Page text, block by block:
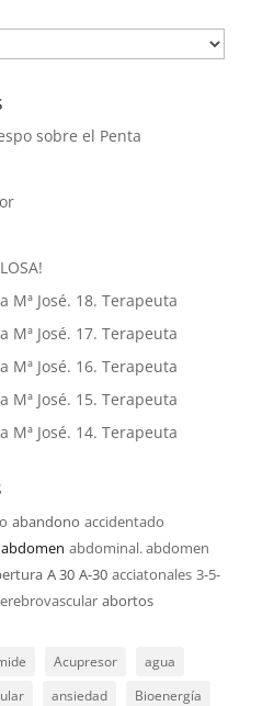
sobre el Penta
José. 18. Terapeuta
José. 17. Terapeuta
José. 16. Terapeuta
José. 15. Terapeuta
José. 14. Terapeuta
abandono accidentado
abdomen abdominal. abdomen
A 30 A-30 acciatonales 3-5-
abortos
Acupresor
agua
ansiedad
Bioenergía